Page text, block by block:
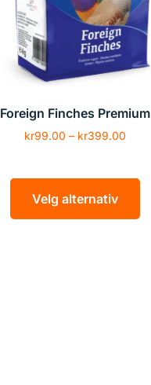
Foreign Finches Premium
kr99.00 – kr399.00
Velg alternativ